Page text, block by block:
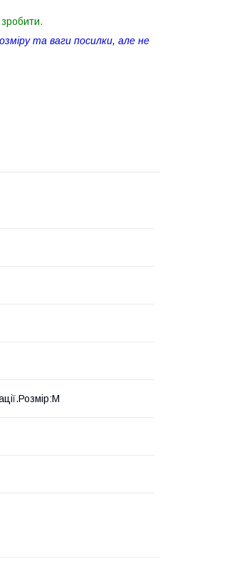
та ваги посилки, але не